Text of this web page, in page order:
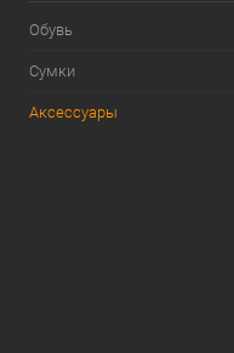
Обувь
Сумки
Аксессуары